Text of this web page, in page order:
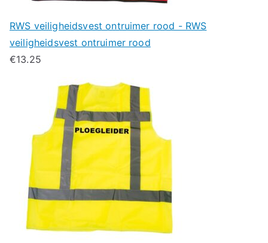
RWS veiligheidsvest ontruimer rood - RWS
veiligheidsvest ontruimer rood
€13.25